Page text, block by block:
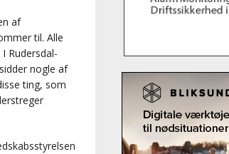
af
til. Alle
Rudersdal-
nogle af
ting, som